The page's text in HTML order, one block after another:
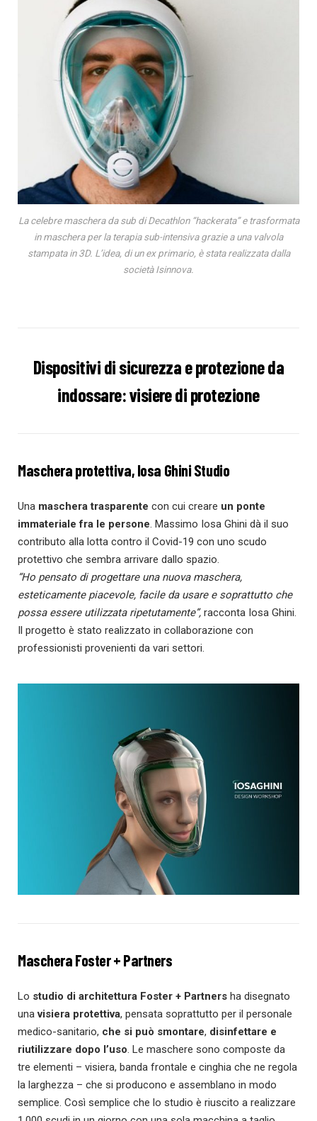
La celebre maschera da sub di Decathlon “hackerata” e trasformata
in maschera per la terapia sub-intensiva grazie a una valvola
stampata in 3D. L’idea, di un ex primario, è stata realizzata dalla
società Isinnova.
Dispositivi di sicurezza e protezione da
indossare: visiere di protezione
Maschera protettiva, Iosa Ghini Studio
Una maschera trasparente con cui creare un ponte
immateriale fra le persone . Massimo Iosa Ghini dà il suo
contributo alla lotta contro il Covid-19 con uno scudo
protettivo che sembra arrivare dallo spazio.
“Ho pensato di progettare una nuova maschera,
esteticamente piacevole, facile da usare e soprattutto che
possa essere utilizzata ripetutamente”, racconta Iosa Ghini.
Il progetto è stato realizzato in collaborazione con
professionisti provenienti da vari settori.
Maschera Foster + Partners
Lo studio di architettura Foster + Partners ha disegnato
unavisiera protettiva, pensata soprattutto per il personale
medico-sanitario, che si può smontare, disinfettare e
riutilizzare dopo l’uso. Le maschere sono composte da
tre elementi – visiera, banda frontale e cinghia che ne regola
la larghezza – che si producono e assemblano in modo
semplice. Così semplice che lo studio è riuscito a realizzare